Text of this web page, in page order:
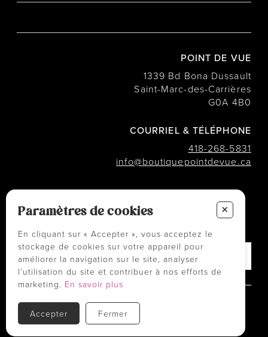
POINT DE VUE
1339 Bd Bona Dussault
Saint-Marc-des-Carrières
G0A 4B0
COURRIEL & TÉLÉPHONE
418-268-5831
info@boutiquepointdevue.ca
INFOLETTRE
Des conseils ? Les tendances ?
TOUS DROITS RÉSERVÉS © COPYRIGHT 2026
Paramètres de cookies +
En cliquant sur « Accepter », vous acceptez le
stockage de cookies sur votre appareil pour
améliorer la navigation sur le site, analyser
l’utilisation du site et contribuer à nos efforts de
marketing. En savoir plus
Accepter Fermer